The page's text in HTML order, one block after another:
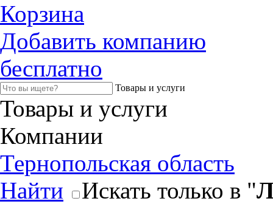
Корзина
Добавить компанию
бесплатно
Товары и услуги
Товары и услуги
Компании
Тернопольская область
Найти
Искать только в "